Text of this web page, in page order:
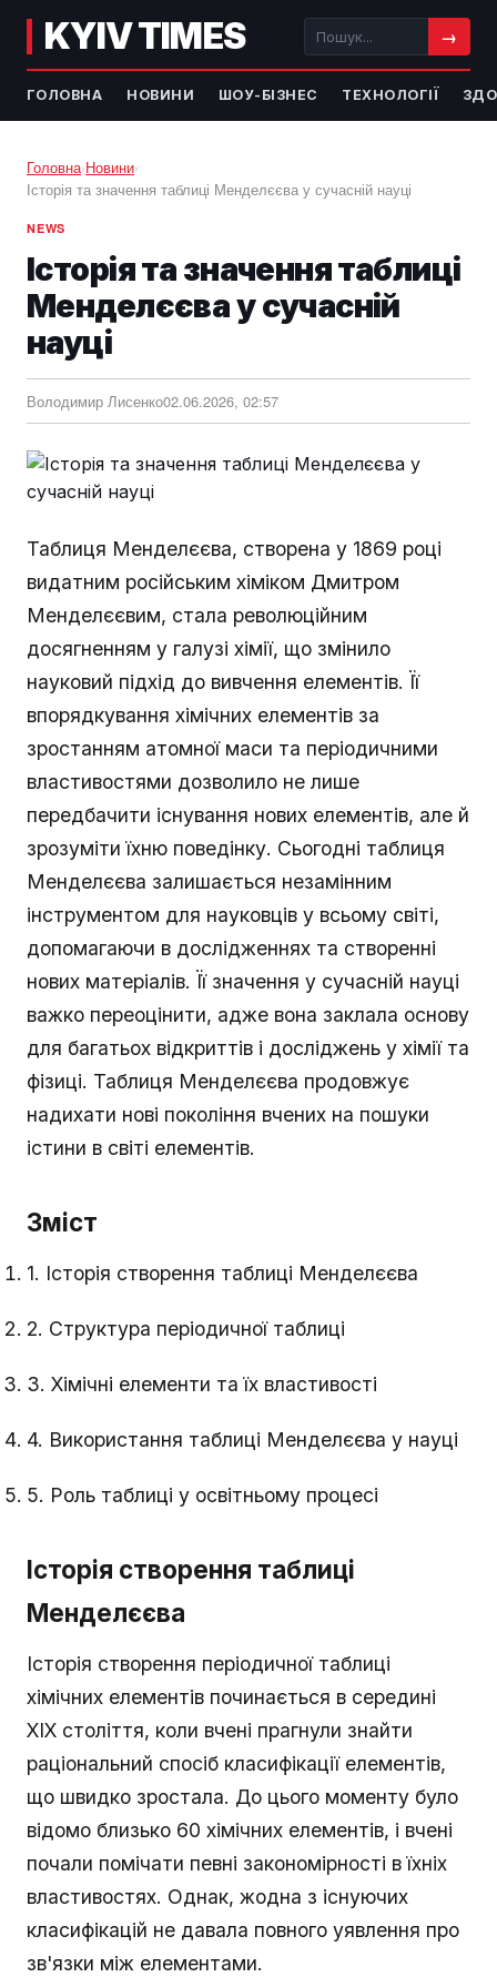
KYIV TIMES →
ГОЛОВНА НОВИНИ ШОУ-БІЗНЕС ТЕХНОЛОГІЇ
Головна›Новини›
Історія та значення таблиці Менделєєва у сучасній науці
NEWS
Історія та значення таблиці
Менделєєва у сучасній
науці
Володимир Лисенко02.06.2026, 02:57
Таблиця Менделєєва, створена у 1869 році
видатним російським хіміком Дмитром
Менделєєвим, стала революційним
досягненням у галузі хімії, що змінило
науковий підхід до вивчення елементів. Її
впорядкування хімічних елементів за
зростанням атомної маси та періодичними
властивостями дозволило не лише
передбачити існування нових елементів, але й
зрозуміти їхню поведінку. Сьогодні таблиця
Менделєєва залишається незамінним
інструментом для науковців у всьому світі,
допомагаючи в дослідженнях та створенні
нових матеріалів. Її значення у сучасній науці
важко переоцінити, адже вона заклала основу
для багатьох відкриттів і досліджень у хімії та
фізиці. Таблиця Менделєєва продовжує
надихати нові покоління вчених на пошуки
істини в світі елементів.
Зміст
1. Історія створення таблиці Менделєєва
2. Структура періодичної таблиці
3. Хімічні елементи та їх властивості
4. Використання таблиці Менделєєва у науці
5. Роль таблиці у освітньому процесі
Історія створення таблиці
Менделєєва
Історія створення періодичної таблиці
хімічних елементів починається в середині
XIX століття, коли вчені прагнули знайти
раціональний спосіб класифікації елементів,
що швидко зростала. До цього моменту було
відомо близько 60 хімічних елементів, і вчені
почали помічати певні закономірності в їхніх
властивостях. Однак, жодна з існуючих
класифікацій не давала повного уявлення про
зв'язки між елементами.